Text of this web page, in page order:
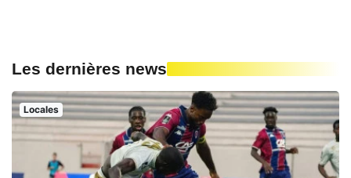
Les dernières news
Locales